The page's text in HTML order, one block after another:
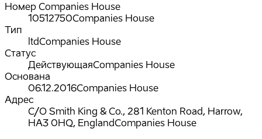
Номер Companies House
10512750Companies House
Тип
ltdCompanies House
Статус
ДействующаяCompanies House
Основана
06.12.2016Companies House
Адрес
C/O Smith King & Co., 281 Kenton Road, Harrow,
HA3 0HQ, EnglandCompanies House